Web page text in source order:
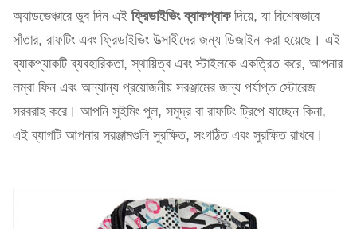
অ্যাডভেঞ্চারে ডুব দিন এই ফ্রিডাইভিং ব্যাকপ্যাকদিয়ে, যা বিশেষভাবে
সাঁতার, রাফটিং এবং ফ্রিডাইভিং উত্সাহীদের জন্য ডিজাইন করা হয়েছে। এই
ব্যাকপ্যাকটি ব্যবহারিকতা, স্থায়িত্ব এবং স্টাইলকে একত্রিত করে, আপনার
লম্বা ফিন এবং অন্যান্য প্রয়োজনীয় সরঞ্জামের জন্য পর্যাপ্ত স্টোরেজ
সরবরাহ করে। আপনি সুইমিং পুল, সমুদ্র বা রাফটিং ট্রিপে যাচ্ছেন কিনা,
এই ব্যাগটি আপনার সরঞ্জামগুলি সুরক্ষিত, সংগঠিত এবং সুরক্ষিত রাখবে।